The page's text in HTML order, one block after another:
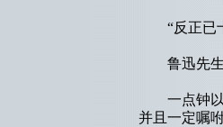
“反正已十
鲁迅先生
一点钟以后
并且一定嘱